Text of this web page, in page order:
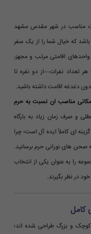
مناسب در شهر مقدس مشهد
که خیال شما را از یک سفر
اقامتی مرتب و مجهز،
تعداد نفرات—از دو نفره تا
دغدغه اقامت داشته باشید.
مناسب آن نسبت به حرم
و صرف زمان زیاد به بارگاه
ای کاملاً ایده آل است؛ چرا
صحن های نورانی حرم برسانید.
را به عنوان یکی از انتخاب
کامل
کوچک و بزرگ طراحی شده اند؛